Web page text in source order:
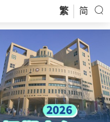
繁 简